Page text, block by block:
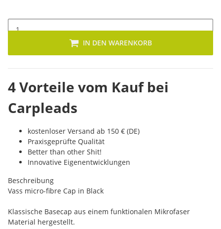
IN DEN WARENKORB
4 Vorteile vom Kauf bei
Carpleads
kostenloser Versand ab 150 € (DE)
Praxisgeprüfte Qualität
Better than other Shit!
Innovative Eigenentwicklungen
Beschreibung
Vass micro-fibre Cap in Black
Klassische Basecap aus einem funktionalen Mikrofaser
Material hergestellt.